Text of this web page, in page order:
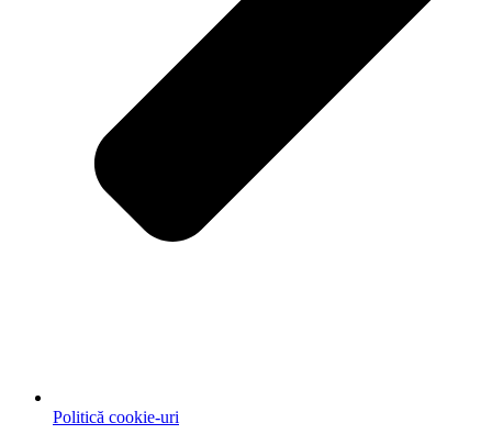
Politică cookie-uri